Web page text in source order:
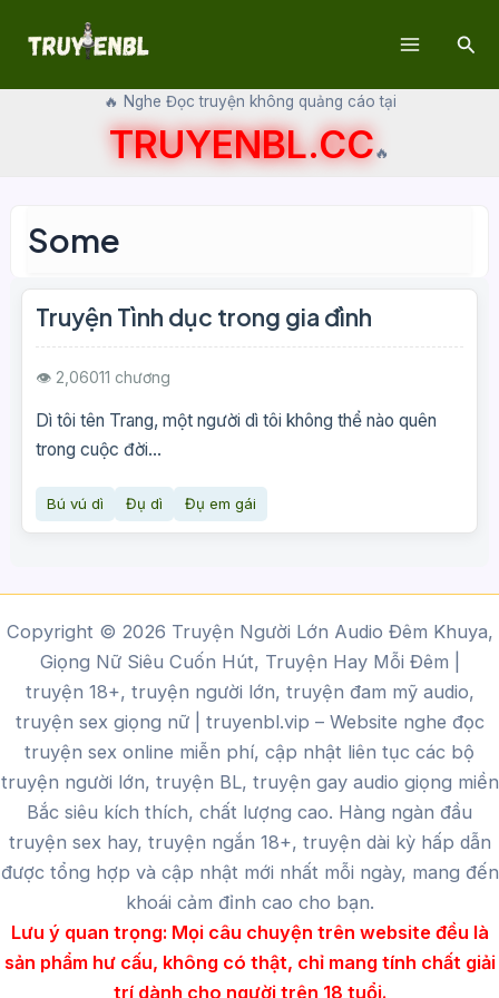
🔥 Nghe Đọc truyện không quảng cáo tại
TRUYENBL.CC🔥
Some
Truyện Tình dục trong gia đình
👁 2,06011 chương
Dì tôi tên Trang, một người dì tôi không thể nào quên
trong cuộc đời...
Bú vú dì Đụ dì Đụ em gái
Copyright © 2026 Truyện Người Lớn Audio Đêm Khuya,
Giọng Nữ Siêu Cuốn Hút, Truyện Hay Mỗi Đêm |
truyện 18+, truyện người lớn, truyện đam mỹ audio,
truyện sex giọng nữ | truyenbl.vip – Website nghe đọc
truyện sex online miễn phí, cập nhật liên tục các bộ
truyện người lớn, truyện BL, truyện gay audio giọng miền
Bắc siêu kích thích, chất lượng cao. Hàng ngàn đầu
truyện sex hay, truyện ngắn 18+, truyện dài kỳ hấp dẫn
được tổng hợp và cập nhật mới nhất mỗi ngày, mang đến
khoái cảm đỉnh cao cho bạn.
Lưu ý quan trọng: Mọi câu chuyện trên website đều là
sản phẩm hư cấu, không có thật, chỉ mang tính chất giải
trí dành cho người trên 18 tuổi.